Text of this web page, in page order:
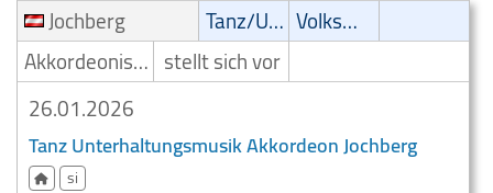
Jochberg
Tanz/Unterhaltungsmusik
Volksmusik
Akkordeonist/Akkordeonspieler stellt sich vor
26.01.2026
Tanz Unterhaltungsmusik Akkordeon Jochberg
si